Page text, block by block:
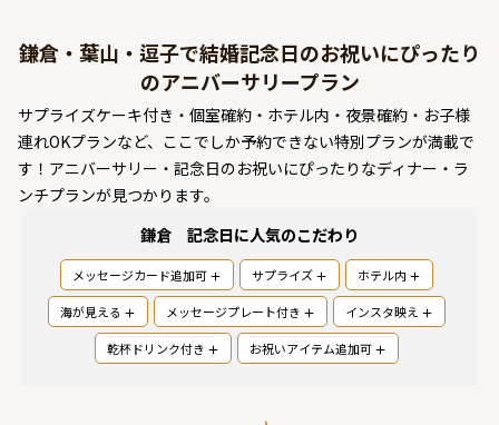
鎌倉・葉山・逗子で結婚記念日のお祝いにぴったり
のアニバーサリープラン
サプライズケーキ付き・個室確約・ホテル内・夜景確約・お子様
連れOKプランなど、ここでしか予約できない特別プランが満載で
す！アニバーサリー・記念日のお祝いにぴったりなディナー・ラ
ンチプランが見つかります。
鎌倉 記念日 に人気のこだわり
メッセージカード追加可 サプライズ ホテル内
海が見える メッセージプレート付き インスタ映え
乾杯ドリンク付き お祝いアイテム追加可